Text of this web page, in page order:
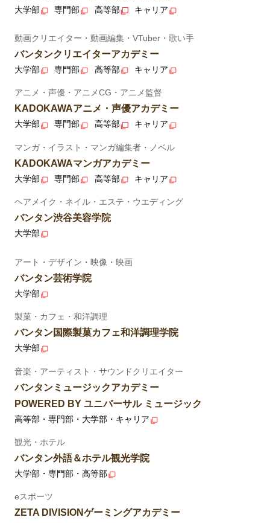
大学部 専門部 高等部 キャリア
動画クリエイター・動画編集・VTuber・歌い手
バンタンクリエイターアカデミー
大学部 専門部 高等部 キャリア
アニメ・声優・アニメCG・アニメ監督
KADOKAWAアニメ・声優アカデミー
大学部 専門部 高等部 キャリア
マンガ・イラスト・マンガ編集者・ノベル
KADOKAWAマンガアカデミー
大学部 専門部 高等部 キャリア
ヘアメイク・ネイル・エステ・ウエディング
バンタン渋谷美容学院
大学部
アート・デザイン・映像・映画
バンタン芸術学院
大学部
製菓・カフェ・和洋調理
バンタン国際製菓カフェ和洋調理学院
大学部
音楽・アーティスト・サウンドクリエイター
バンタンミュージックアカデミー
POWERED BY ユニバーサル ミュージック
高等部・専門部・大学部・キャリア
観光・ホテル
バンタン外語＆ホテル観光学院
大学部・専門部・高等部
eスポーツ
ZETA DIVISIONゲーミングアカデミー